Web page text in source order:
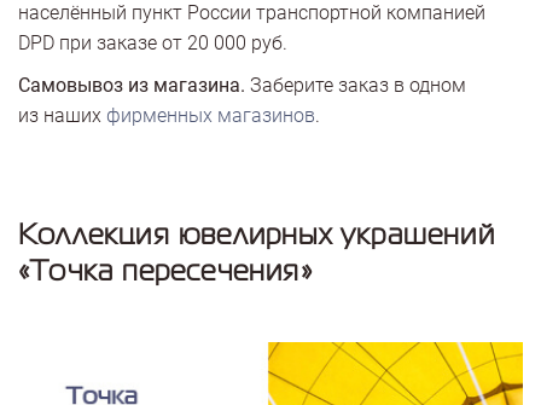
населённый пункт России транспортной компанией
DPD при заказе от 20 000 руб.
Самовывоз из магазина. Заберите заказ в одном
из наших фирменных магазинов.
Коллекция ювелирных украшений
«Точка пересечения»